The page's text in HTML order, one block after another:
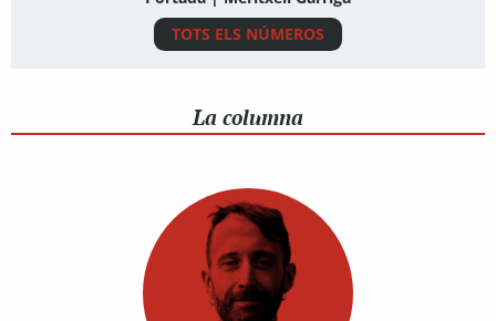
TOTS ELS NÚMEROS
La columna